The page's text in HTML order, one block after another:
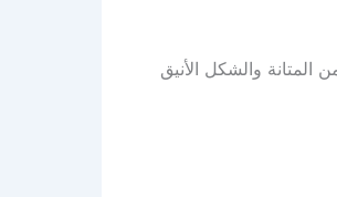
والشكل الأنيق